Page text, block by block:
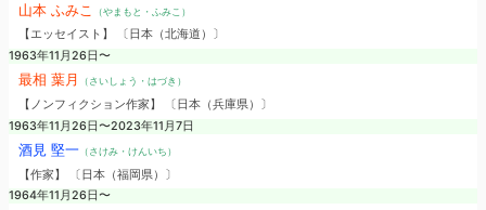
山本 ふみこ （やまもと・ふみこ）
【エッセイスト】 〔日本（北海道）〕
1963年11月26日〜
最相 葉月 （さいしょう・はづき）
【ノンフィクション作家】 〔日本（兵庫県）〕
1963年11月26日〜2023年11月7日
酒見 堅一（さけみ・けんいち）
【作家】 〔日本（福岡県）〕
1964年11月26日〜